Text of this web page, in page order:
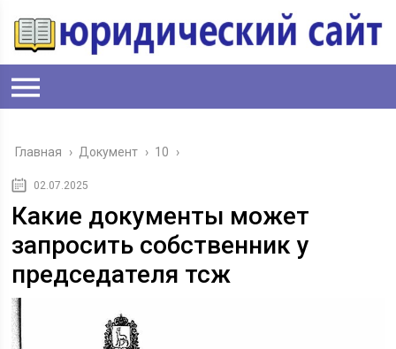
Главная › Документ › 10 ›
02.07.2025
Какие документы может
запросить собственник у
председателя тсж